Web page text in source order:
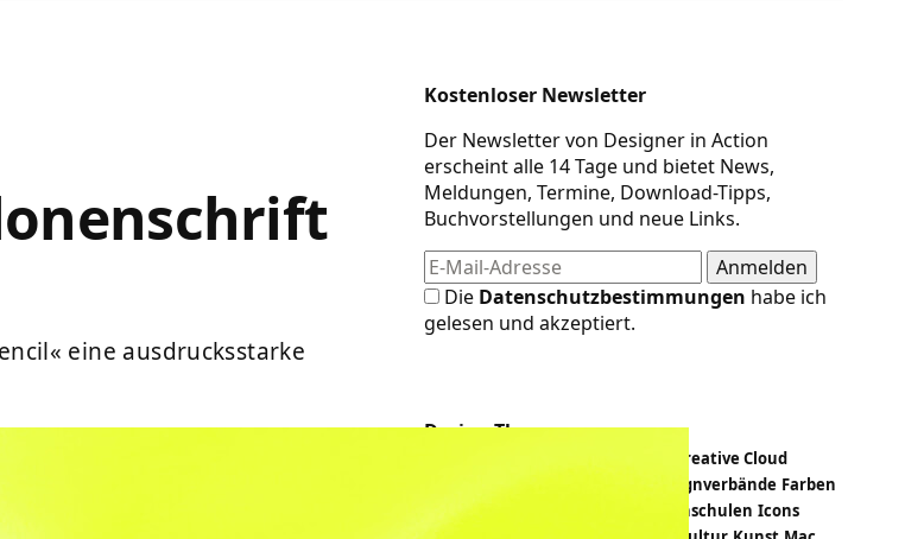
eine ausdrucksstarke
Kostenloser Newsletter
Der Newsletter von Designer in Action
erscheint alle 14 Tage und bietet News,
Meldungen, Termine, Download-Tipps,
Buchvorstellungen und neue Links.
Die Datenschutzbestimmungen habe ich
gelesen und akzeptiert.
Design-Themen
Creative Cloud
Designverbände Farben
Fashion
Hochschulen Icons